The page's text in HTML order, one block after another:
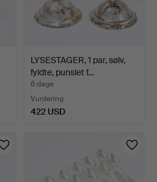
LYSESTAGER, 1 par, sølv,
fyldte, punslet f…
6 dage
Vurdering
422 USD